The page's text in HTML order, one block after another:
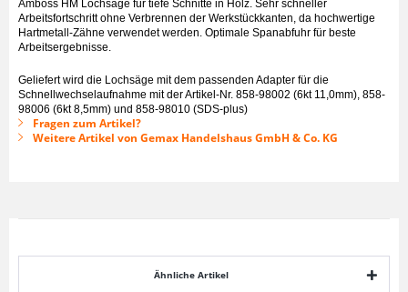
Amboss HM Lochsäge für tiefe Schnitte in Holz. Sehr schneller
Arbeitsfortschritt ohne Verbrennen der Werkstückkanten, da hochwertige
Hartmetall-Zähne verwendet werden. Optimale Spanabfuhr für beste
Arbeitsergebnisse.
Geliefert wird die Lochsäge mit dem passenden Adapter für die
Schnellwechselaufnahme mit der Artikel-Nr. 858-98002 (6kt 11,0mm), 858-
98006 (6kt 8,5mm) und 858-98010 (SDS-plus)
Fragen zum Artikel?
Weitere Artikel von Gemax Handelshaus GmbH & Co. KG
Ähnliche Artikel